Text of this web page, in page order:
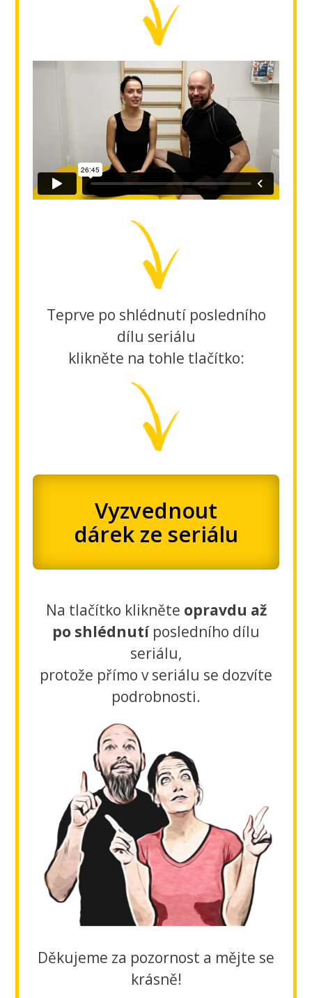
Teprve po shlédnutí posledního
dílu seriálu
klikněte na tohle tlačítko:
Vyzvednout
dárek ze seriálu
Na tlačítko klikněte opravdu až
po shlédnutíposledního dílu
seriálu,
protože přímo v seriálu se dozvíte
podrobnosti.
Děkujeme za pozornost a mějte se
krásně!